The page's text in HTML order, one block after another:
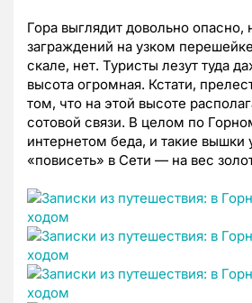
Гора выглядит довольно опасно,
заграждений на узком
скале, нет. Туристы лезут туда
высота огромная. Кстати,
том, что на этой высоте
сотовой связи. В целом по
интернетом беда, и такие вышки
«повисеть» в Сети — на вес